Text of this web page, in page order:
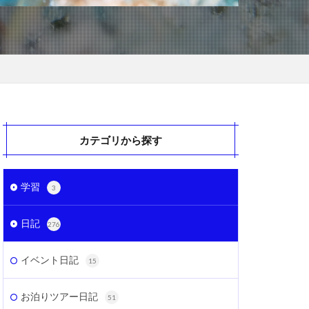
カテゴリから探す
学習 3
日記 276
イベント日記 15
お泊りツアー日記 51